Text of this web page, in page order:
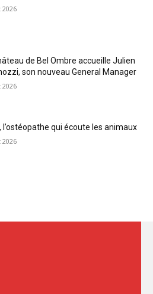
2026
de Bel Ombre accueille Julien
son nouveau General Manager
2026
l’ostéopathe qui écoute les animaux
2026